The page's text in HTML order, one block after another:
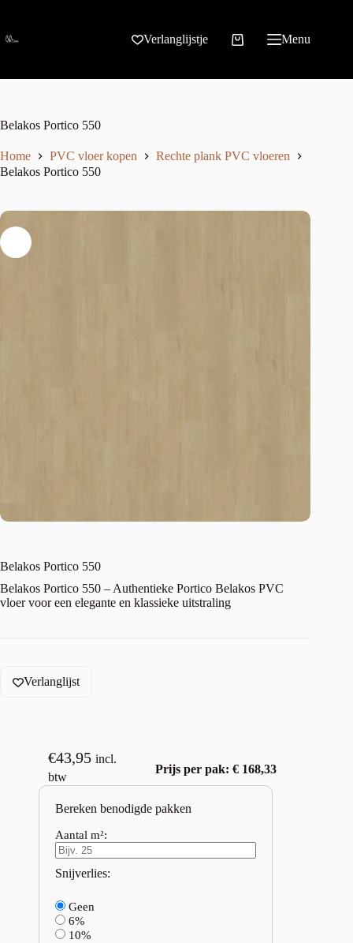
Verlanglijstje Menu
Belakos Portico 550
Home PVC vloer kopen
Rechte plank PVC vloeren
Belakos Portico 550
Belakos Portico 550
Belakos Portico 550 – Authentieke Portico Belakos PVC
vloer voor een elegante en klassieke uitstraling
Verlanglijst
€43,95 incl.
btw
Prijs per pak: € 168,33
Bereken benodigde pakken
Aantal m²:
Snijverlies:
Geen
6%
10%